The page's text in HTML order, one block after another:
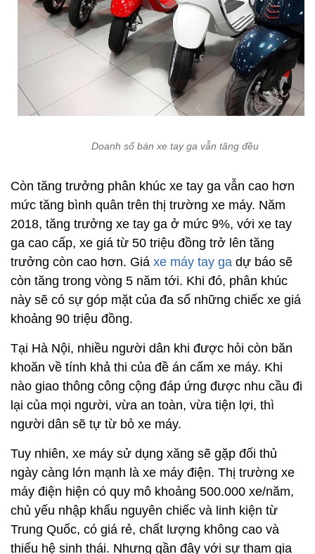
Doanh số bán xe tay ga vẫn tăng đều
Còn tăng trưởng phân khúc xe tay ga vẫn cao hơn
mức tăng bình quân trên thị trường xe máy. Năm
2018, tăng trưởng xe tay ga ở mức 9%, với xe tay
ga cao cấp, xe giá từ 50 triệu đồng trở lên tăng
trưởng còn cao hơn. Giá xe máy tay ga dự báo sẽ
còn tăng trong vòng 5 năm tới. Khi đó, phân khúc
này sẽ có sự góp mặt của đa số những chiếc xe giá
khoảng 90 triệu đồng.
Tại Hà Nội, nhiều người dân khi được hỏi còn băn
khoăn về tính khả thi của đề án cấm xe máy. Khi
nào giao thông công cộng đáp ứng được nhu cầu đi
lại của mọi người, vừa an toàn, vừa tiện lợi, thì
người dân sẽ tự từ bỏ xe máy.
Tuy nhiên, xe máy sử dụng xăng sẽ gặp đối thủ
ngày càng lớn mạnh là xe máy điện. Thị trường xe
máy điện hiện có quy mô khoảng 500.000 xe/năm,
chủ yếu nhập khẩu nguyên chiếc và linh kiện từ
Trung Quốc, có giá rẻ, chất lượng không cao và
thiếu hệ sinh thái. Nhưng gần đây với sự tham gia